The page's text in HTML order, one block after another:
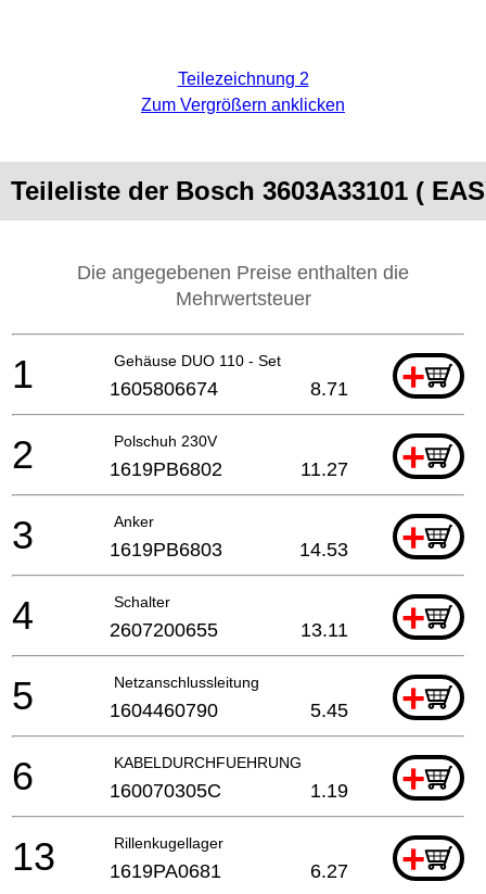
Teilezeichnung 2
Zum Vergrößern anklicken
Teileliste der Bosch 3603A33101 (
Die angegebenen Preise enthalten die
Mehrwertsteuer
Gehäuse DUO 110 - Set +
1 1605806674 8.71
Polschuh 230V +
2 1619PB6802 11.27
Anker +
3 1619PB6803 14.53
Schalter +
4 2607200655 13.11
Netzanschlussleitung +
5 1604460790 5.45
KABELDURCHFUEHRUNG +
6 160070305C 1.19
Rillenkugellager +
13 1619PA0681 6.27